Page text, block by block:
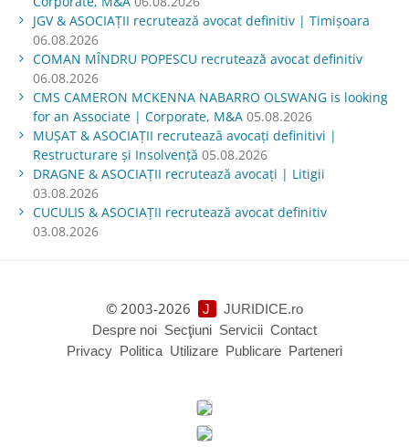
JGV & ASOCIAŢII recrutează avocat definitiv | Timișoara
06.08.2026
COMAN MÎNDRU POPESCU recrutează avocat definitiv
06.08.2026
CMS CAMERON MCKENNA NABARRO OLSWANG is looking
for an Associate | Corporate, M&A 05.08.2026
MUŞAT & ASOCIAŢII recrutează avocați definitivi |
Restructurare și Insolvență 05.08.2026
DRAGNE & ASOCIAȚII recrutează avocați | Litigii
03.08.2026
CUCULIS & ASOCIAȚII recrutează avocat definitiv
03.08.2026
© 2003-2026 J
JURIDICE.ro
Despre noi Secţiuni Servicii Contact
Privacy Politica Utilizare Publicare Parteneri